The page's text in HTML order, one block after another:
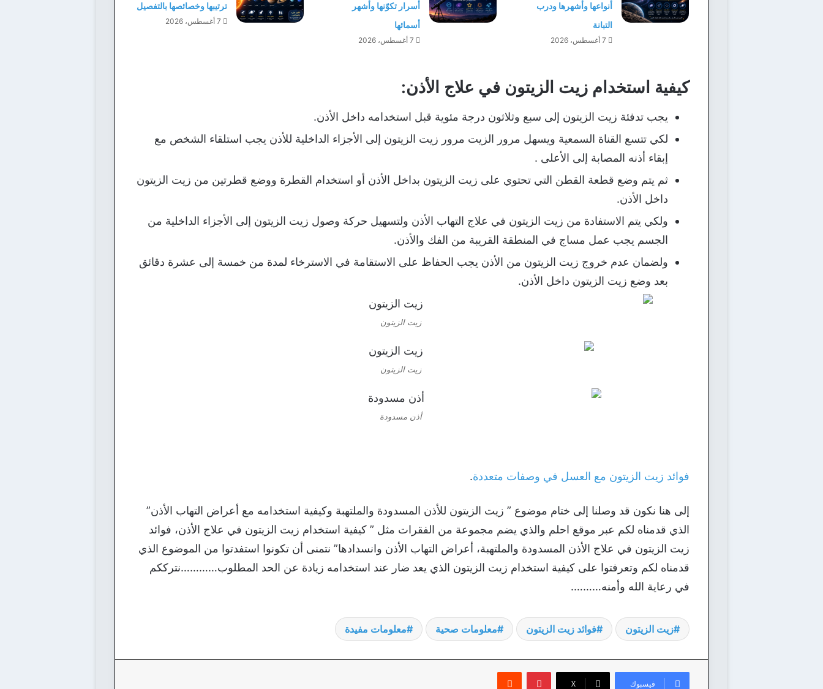
أنواعها وأشهرها ودرب
التبانة
7 أغسطس، 2026
أسرار تكوّنها وأشهر
أسمائها
7 أغسطس، 2026
ترتيبها وخصائصها بالتفصيل
7 أغسطس، 2026
كيفية استخدام زيت الزيتون في علاج الأذن:
يجب تدفئة زيت الزيتون إلى سبع وثلاثون درجة مئوية قبل استخدامه داخل الأذن.
لكي تتسع القناة السمعية ويسهل مرور الزيت مرور زيت الزيتون إلى الأجزاء الداخلية للأذن يجب استلقاء الشخص مع
إبقاء أذنه المصابة إلى الأعلى .
ثم يتم وضع قطعة القطن التي تحتوي على زيت الزيتون بداخل الأذن أو استخدام القطرة ووضع قطرتين من زيت الزيتون
داخل الأذن.
ولكي يتم الاستفادة من زيت الزيتون في علاج التهاب الأذن ولتسهيل حركة وصول زيت الزيتون إلى الأجزاء الداخلية من
الجسم يجب عمل مساج في المنطقة القريبة من الفك والأذن.
ولضمان عدم خروج زيت الزيتون من الأذن يجب الحفاظ على الاستقامة في الاسترخاء لمدة من خمسة إلى عشرة دقائق
بعد وضع زيت الزيتون داخل الأذن.
زيت الزيتون
زيت الزيتون
أذن مسدودة
فوائد زيت الزيتون مع العسل في وصفات متعددة.
إلى هنا نكون قد وصلنا إلى ختام موضوع ” زيت الزيتون للأذن المسدودة والملتهبة وكيفية استخدامه مع أعراض التهاب الأذن”
الذي قدمناه لكم عبر موقع احلم والذي يضم مجموعة من الفقرات مثل ” كيفية استخدام زيت الزيتون في علاج الأذن، فوائد
زيت الزيتون في علاج الأذن المسدودة والملتهبة، أعراض التهاب الأذن وانسدادها” نتمنى أن تكونوا استفدتوا من الموضوع الذي
قدمناه لكم وتعرفتوا على كيفية استخدام زيت الزيتون الذي يعد ضار عند استخدامه زيادة عن الحد المطلوب…………نترككم
في رعاية الله وأمنه……….
زيت الزيتون فوائد زيت الزيتون معلومات صحية معلومات مفيدة
فيسبوك ‫X
بينتيريست